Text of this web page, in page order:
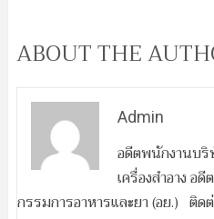
ABOUT THE
Admin
อดีตพนักงานบริ
เครื่องสำอาง อ
กรรมการอาหารและยา (อย.) ติด